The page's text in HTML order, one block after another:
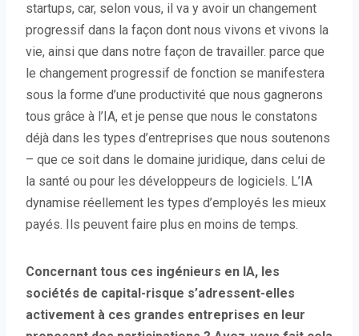
startups, car, selon vous, il va y avoir un changement
progressif dans la façon dont nous vivons et vivons la
vie, ainsi que dans notre façon de travailler. parce que
le changement progressif de fonction se manifestera
sous la forme d’une productivité que nous gagnerons
tous grâce à l’IA, et je pense que nous le constatons
déjà dans les types d’entreprises que nous soutenons
– que ce soit dans le domaine juridique, dans celui de
la santé ou pour les développeurs de logiciels. L’IA
dynamise réellement les types d’employés les mieux
payés. Ils peuvent faire plus en moins de temps.
Concernant tous ces ingénieurs en IA, les
sociétés de capital-risque s’adressent-elles
activement à ces grandes entreprises en leur